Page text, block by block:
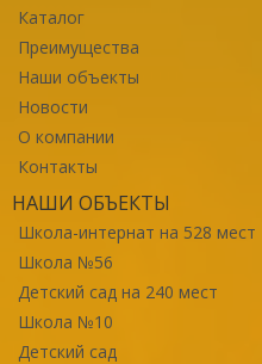
Каталог
Преимущества
Наши объекты
Новости
О компании
Контакты
НАШИ ОБЪЕКТЫ
Школа-интернат на 528 мест
Школа №56
Детский сад на 240 мест
Школа №10
Детский сад